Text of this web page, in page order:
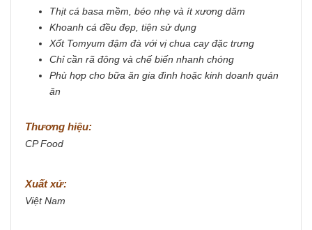
Thịt cá basa mềm, béo nhẹ và ít xương dăm
Khoanh cá đều đẹp, tiện sử dụng
Xốt Tomyum đậm đà với vị chua cay đặc trưng
Chỉ cần rã đông và chế biến nhanh chóng
Phù hợp cho bữa ăn gia đình hoặc kinh doanh quán
ăn
Thương hiệu:
CP Food
Xuất xứ:
Việt Nam